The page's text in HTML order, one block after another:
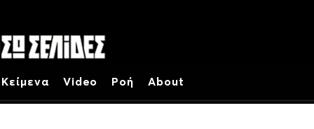
Κείμενα Video Ροή About